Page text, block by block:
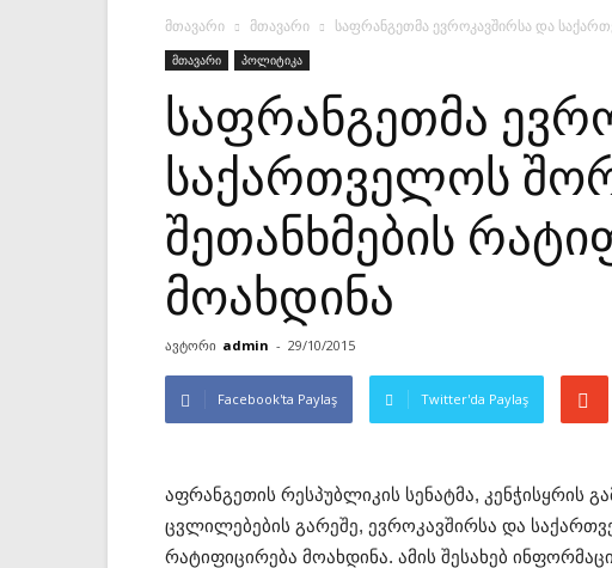
მთავარი მთავარი საფრანგეთმა ევროკავშირსა და
მთავარი პოლიტიკა
საფრანგეთმა
საქართველოს
შეთანხმების
მოახდინა
ავტორი admin - 29/10/2015
Facebook'ta Paylaş Twitter'da Paylaş
აფრანგეთის რესპუბლიკის სენატმა, კენჭისყრის
ცვლილებების გარეშე, ევროკავშირსა და
რატიფიცირება მოახდინა. ამის შესახებ